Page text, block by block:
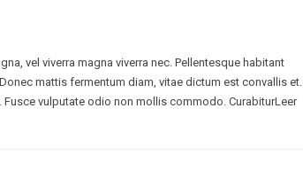
vel viverra magna viverra nec. Pellentesque habitant
mattis fermentum diam, vitae dictum est convallis et.
vulputate odio non mollis commodo. CurabiturLeer